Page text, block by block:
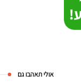
אולי תאהבו גם